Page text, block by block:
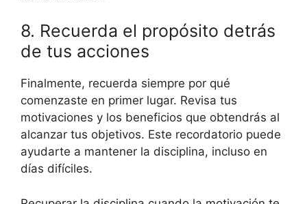
8. Recuerda el propósito detrás
de tus acciones
Finalmente, recuerda siempre por qué
comenzaste en primer lugar. Revisa tus
motivaciones y los beneficios que obtendrás al
alcanzar tus objetivos. Este recordatorio puede
ayudarte a mantener la disciplina, incluso en
días difíciles.